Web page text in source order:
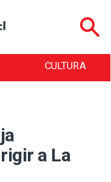
CULTURA
a La